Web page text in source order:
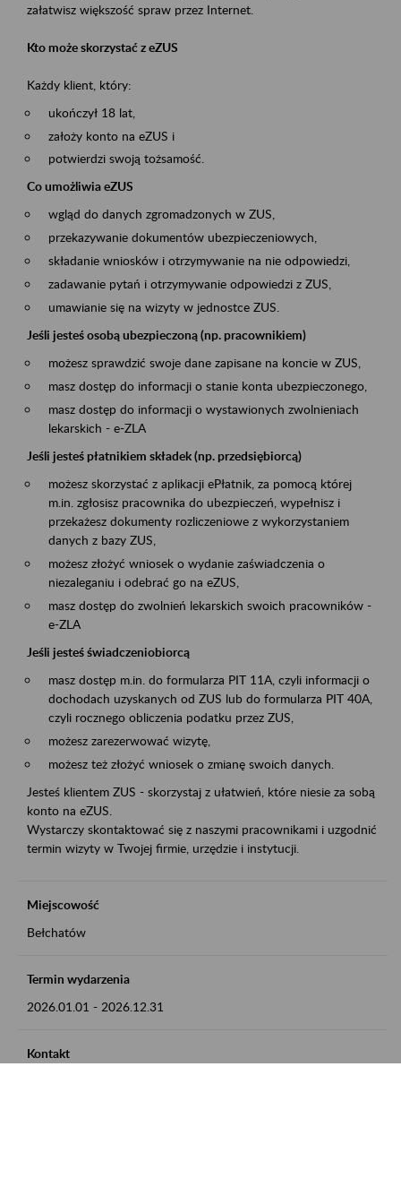
załatwisz większość spraw przez Internet.
Kto może skorzystać z eZUS
Każdy klient, który:
ukończył 18 lat,
założy konto na eZUS i
potwierdzi swoją tożsamość.
Co umożliwia eZUS
wgląd do danych zgromadzonych w ZUS,
przekazywanie dokumentów ubezpieczeniowych,
składanie wniosków i otrzymywanie na nie odpowiedzi,
zadawanie pytań i otrzymywanie odpowiedzi z ZUS,
umawianie się na wizyty w jednostce ZUS.
Jeśli jesteś osobą ubezpieczoną (np. pracownikiem)
możesz sprawdzić swoje dane zapisane na koncie w ZUS,
masz dostęp do informacji o stanie konta ubezpieczonego,
masz dostęp do informacji o wystawionych zwolnieniach
lekarskich - e-ZLA
Jeśli jesteś płatnikiem składek (np. przedsiębiorcą)
możesz skorzystać z aplikacji ePłatnik, za pomocą której
m.in. zgłosisz pracownika do ubezpieczeń, wypełnisz i
przekażesz dokumenty rozliczeniowe z wykorzystaniem
danych z bazy ZUS,
możesz złożyć wniosek o wydanie zaświadczenia o
niezaleganiu i odebrać go na eZUS,
masz dostęp do zwolnień lekarskich swoich pracowników -
e-ZLA
Jeśli jesteś świadczeniobiorcą
masz dostęp m.in. do formularza PIT 11A, czyli informacji o
dochodach uzyskanych od ZUS lub do formularza PIT 40A,
czyli rocznego obliczenia podatku przez ZUS,
możesz zarezerwować wizytę,
możesz też złożyć wniosek o zmianę swoich danych.
Jesteś klientem ZUS - skorzystaj z ułatwień, które niesie za sobą
konto na eZUS.
Wystarczy skontaktować się z naszymi pracownikami i uzgodnić
termin wizyty w Twojej firmie, urzędzie i instytucji.
Miejscowość
Bełchatów
Termin wydarzenia
2026.01.01 - 2026.12.31
Kontakt